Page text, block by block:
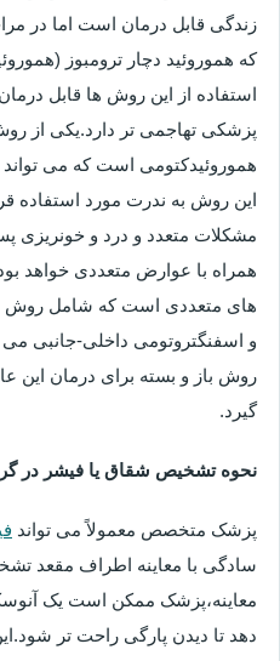
زندگی قابل درمان است اما در
که هموروئید دچار ترومبوز
استفاده از این روش ها قابل
پزشکی تهاجمی تر دارد.یکی از
هموروئیدکتومی است که می تواند
این روش به ندرت مورد استفاده
مشکلات متعدد و درد و خونریزی
همراه با عوارض متعددی خواهد
های متعددی است که شامل روش های
و اسفنگتروتومی داخلی-جانبی می
روش باز و بسته برای درمان این
گیرد.
نحوه تشخیص شقاق یا فیشر در
پزشک متخصص معمولاً می تواند
سادگی با معاینه اطراف مقعد
معاینه،پزشک ممکن است یک
دهد تا دیدن پارگی راحت تر